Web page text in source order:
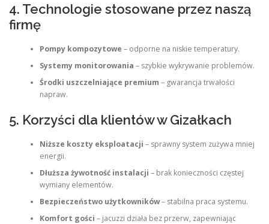
4. Technologie stosowane przez naszą
firmę
Pompy kompozytowe – odporne na niskie temperatury.
Systemy monitorowania – szybkie wykrywanie problemów.
Środki uszczelniające premium – gwarancja trwałości
napraw.
5. Korzyści dla klientów w Gizałkach
Niższe koszty eksploatacji – sprawny system zużywa mniej
energii.
Dłuższa żywotność instalacji – brak konieczności częstej
wymiany elementów.
Bezpieczeństwo użytkowników– stabilna praca systemu.
Komfort gości – jacuzzi działa bez przerw, zapewniając